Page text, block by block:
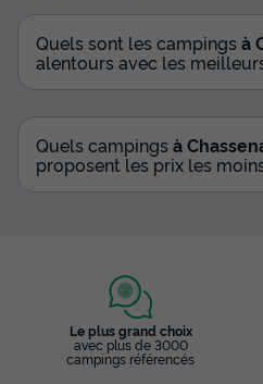
Quels sont les campings à
alentours avec les
Quels campings à
proposent les prix les
Le plus grand choix
avec plus de 3000
campings référencés